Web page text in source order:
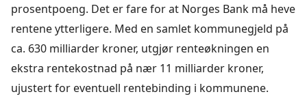
prosentpoeng. Det er fare for at Norges Bank må heve
rentene ytterligere. Med en samlet kommunegjeld på
ca. 630 milliarder kroner, utgjør renteøkningen en
ekstra rentekostnad på nær 11 milliarder kroner,
ujustert for eventuell rentebinding i kommunene.